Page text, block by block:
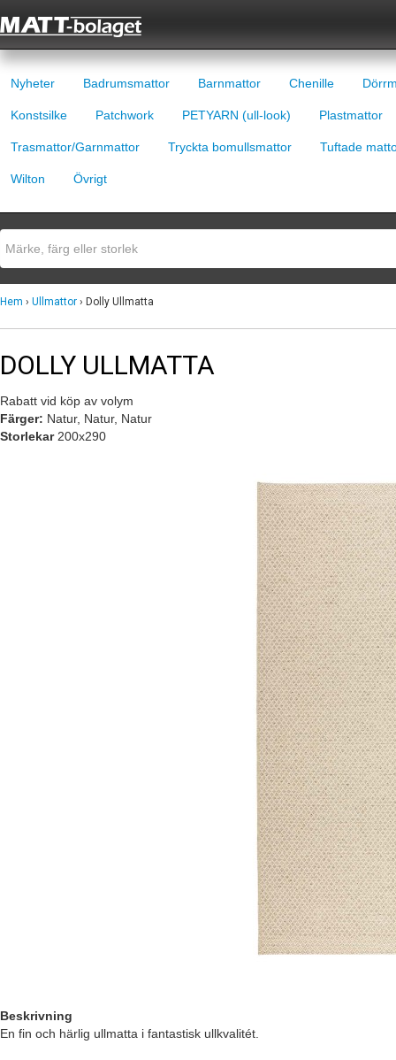
Nyheter Badrumsmattor Barnmattor Chenille
Konstsilke Patchwork PETYARN (ull-look) Plastmattor
Trasmattor/Garnmattor Tryckta bomullsmattor Tuftade
Wilton Övrigt
Hem › Ullmattor › Dolly Ullmatta
DOLLY ULLMATTA
Rabatt vid köp av volym
Färger: Natur, Natur, Natur
Storlekar200x290
Beskrivning
En fin och härlig ullmatta i fantastisk ullkvalitét.